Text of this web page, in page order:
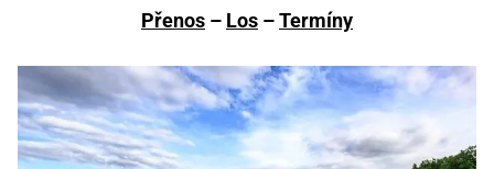
Přenos – Los –Termíny